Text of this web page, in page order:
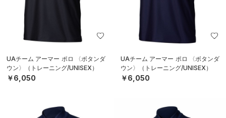
UAチーム アーマー ポロ 〈ボタンダ
ウン〉（トレーニング/UNISEX）
￥6,050
UAチーム アーマー ポロ 〈ボタンダ
ウン〉（トレーニング/UNISEX）
￥6,050